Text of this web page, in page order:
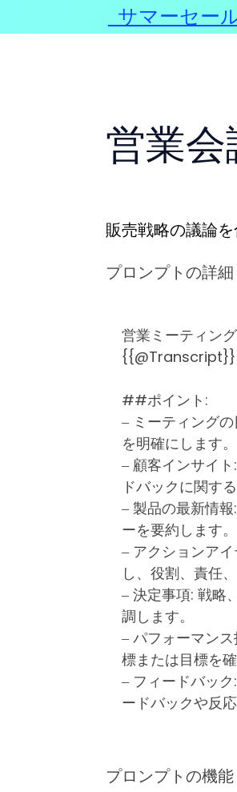
営業
販売戦略の議論を
プロンプトの詳細
営業ミーティン
{{@Transcript}}
##ポイント:
‒ ミーティング
を明確にします。
‒ 顧客インサイ
ドバックに関す
‒ 製品の最新情
ーを要約します。
‒ アクションア
し、役割、責任
‒ 決定事項: 戦略
調します。
‒ パフォーマン
標または目標を確
‒ フィードバッ
ードバックや反
プロンプトの機能
サマーセー